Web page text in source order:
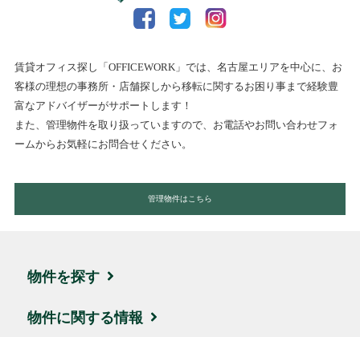
賃貸オフィス探し「OFFICEWORK」では、名古屋エリアを中心に、お
客様の理想の事務所・店舗探しから移転に関するお困り事まで経験豊
富なアドバイザーがサポートします！
また、管理物件を取り扱っていますので、お電話やお問い合わせフォ
ームからお気軽にお問合せください。
管理物件はこちら
物件を探す
エリア・住所から探す
物件に関する情報